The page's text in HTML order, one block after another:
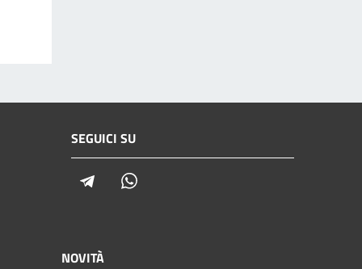
SEGUICI SU
Telegram
NOVITÀ